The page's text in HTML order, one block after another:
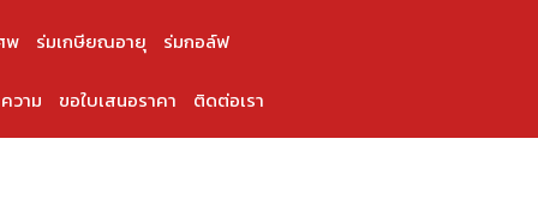
พ ร่มเกษียณอายุ ร่มกอล์ฟ
วาม ขอใบเสนอราคา ติดต่อเรา